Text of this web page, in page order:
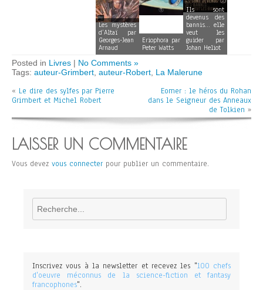
Les mystères
d’Altaï par
Georges-Jean
Arnaud
Eriophora par
Peter Watts
Ils sont
devenus des
bannis… elle
veut les
guider par
Johan Heliot
Posted in Livres | No Comments »
Tags: auteur-Grimbert, auteur-Robert, La Malerune
« Le dire des sylfes par Pierre
Grimbert et Michel Robert
Eomer : le héros du Rohan
dans le Seigneur des Anneaux
de Tolkien »
LAISSER UN COMMENTAIRE
Vous devez vous connecter pour publier un commentaire.
Rechercher
Inscrivez vous à la newsletter et recevez les "100 chefs
d'oeuvre méconnus de la science-fiction et fantasy
francophones".